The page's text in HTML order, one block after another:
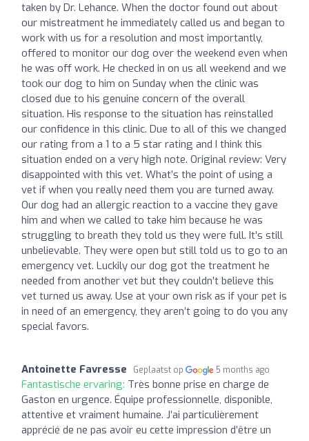
taken by Dr. Lehance. When the doctor found out about
our mistreatment he immediately called us and began to
work with us for a resolution and most importantly,
offered to monitor our dog over the weekend even when
he was off work. He checked in on us all weekend and we
took our dog to him on Sunday when the clinic was
closed due to his genuine concern of the overall
situation. His response to the situation has reinstalled
our confidence in this clinic. Due to all of this we changed
our rating from a 1 to a 5 star rating and I think this
situation ended on a very high note. Original review: Very
disappointed with this vet. What’s the point of using a
vet if when you really need them you are turned away.
Our dog had an allergic reaction to a vaccine they gave
him and when we called to take him because he was
struggling to breath they told us they were full. It’s still
unbelievable. They were open but still told us to go to an
emergency vet. Luckily our dog got the treatment he
needed from another vet but they couldn’t believe this
vet turned us away. Use at your own risk as if your pet is
in need of an emergency, they aren’t going to do you any
special favors.
Antoinette Favresse Geplaatst op 5 months ago
Fantastische ervaring: Très bonne prise en charge de
Gaston en urgence. Équipe professionnelle, disponible,
attentive et vraiment humaine. J’ai particulièrement
apprécié de ne pas avoir eu cette impression d’être un